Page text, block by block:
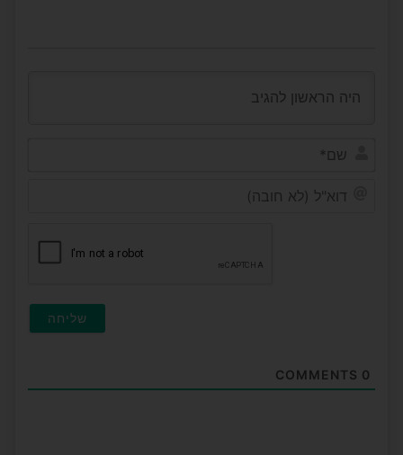
0